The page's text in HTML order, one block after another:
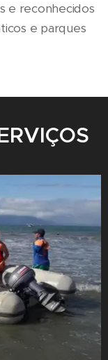
e reconhecidos
e parques